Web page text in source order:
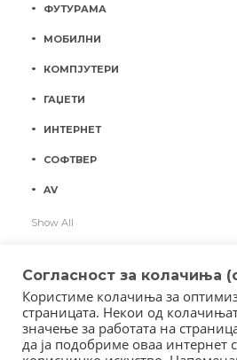
ФУТУРАМА
МОБИЛНИ
КОМПЈУТЕРИ
ГАЏЕТИ
ИНТЕРНЕТ
СОФТВЕР
AV
Show All
Согласност за колачиња
Користиме колачиња за
страницата. Некои од
значење за работата на
да ја подобриме оваа интернет